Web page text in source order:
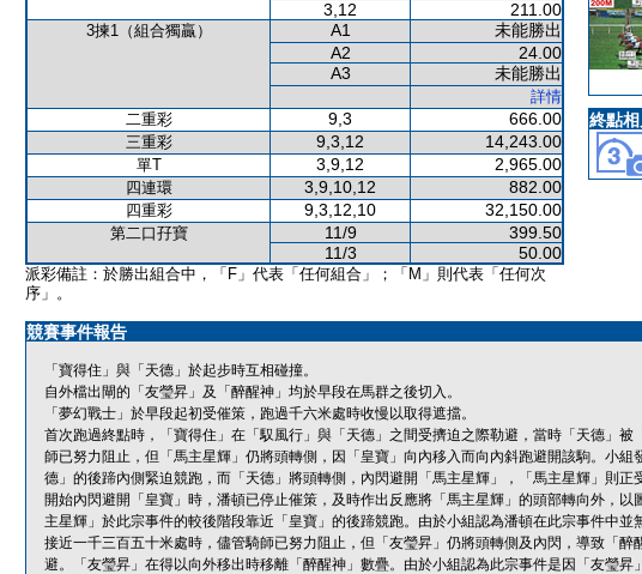
3,12
211.00
3揀1（組合獨贏） A1
未能勝出
A2
24.00
A3
未能勝出
詳情
二重彩
9,3 666.00
三重彩 9,3,12 14,243.00
單T 3,9,12 2,965.00
四連環 3,9,10,12 882.00
四重彩 9,3,12,10 32,150.00
第二口孖寶 11/9
399.50
11/3
50.00
派彩備註：於勝出組合中，「F」代表「任何組合」；「M」則代表「任何次
序」。
終點
競賽事件報告
「寶得住」與「天德」於起步時互相碰撞。
自外檔出閘的「友瑩昇」及「醉醒神」均於早段在馬群之後切入。
「夢幻戰士」於早段起初受催策，跑過千六米處時收慢以取得遮擋。
首次跑過終點時，「寶得住」在「馭風行」與「天德」之間受擠迫之際勒避，當時「天德」
師已努力阻止，但「馬主星輝」仍將頭轉側，因「皇寶」向內移入而向內斜跑避開該駒。小組
德」的後蹄內側緊迫競跑，而「天德」將頭轉側，內閃避開「馬主星輝」，「馬主星輝」則正
開始內閃避開「皇寶」時，潘頓已停止催策，及時作出反應將「馬主星輝」的頭部轉向外，
主星輝」於此宗事件的較後階段靠近「皇寶」的後蹄競跑。由於小組認為潘頓在此宗事件中並
接近一千三百五十米處時，儘管騎師已努力阻止，但「友瑩昇」仍將頭轉側及內閃，導致「
避。「友瑩昇」在得以向外移出時移離「醉醒神」數疊。由於小組認為此宗事件是因「友瑩